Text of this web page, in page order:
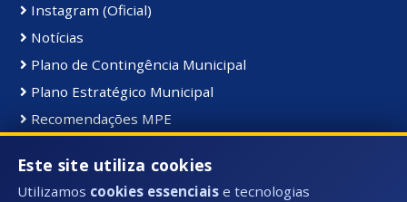
Instagram (Oficial)
Notícias
Plano de Contingência Municipal
Plano Estratégico Municipal
Recomendações MPE
YouTube (Oficial)
Este site utiliza cookies
Utilizamos cookies essenciais e tecnologias